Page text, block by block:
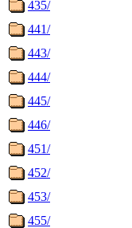
435/
441/
443/
444/
445/
446/
451/
452/
453/
455/